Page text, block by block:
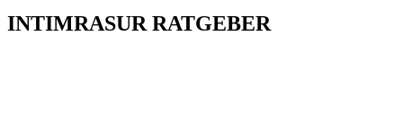
INTIMRASUR RATGEBER